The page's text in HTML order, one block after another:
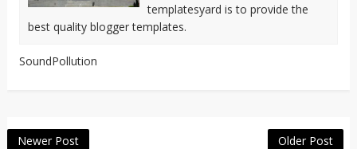
templatesyard is to provide the
best quality blogger templates.
SoundPollution
Newer Post Older Post